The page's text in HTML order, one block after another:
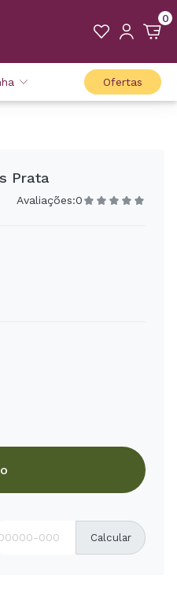
0
Ofertas
Prata
Avaliações:0
Calcular